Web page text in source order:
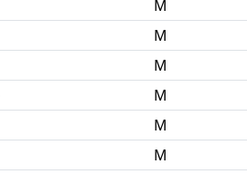
M
M
M
M
M
M